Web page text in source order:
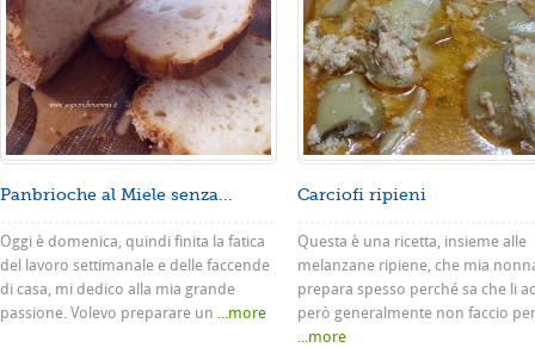
Panbrioche al Miele senza...
Oggi è domenica, quindi finita la fatica
del lavoro settimanale e delle faccende
di casa, mi dedico alla mia grande
passione. Volevo preparare un ...more
Carciofi ripieni
Questa è una ricetta, insieme alle
melanzane ripiene, che mia
prepara spesso perché sa che li
però generalmente non faccio
...more